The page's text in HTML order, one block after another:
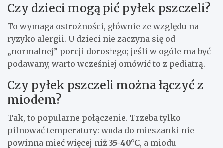
Czy dzieci mogą pić pyłek pszczeli?
To wymaga ostrożności, głównie ze względu na
ryzyko alergii. U dzieci nie zaczyna się od
„normalnej” porcji dorosłego; jeśli w ogóle ma być
podawany, warto wcześniej omówić to z pediatrą.
Czy pyłek pszczeli można łączyć z
miodem?
Tak, to popularne połączenie. Trzeba tylko
pilnować temperatury: woda do mieszanki nie
powinna mieć więcej niż 35-40°C, a miodu